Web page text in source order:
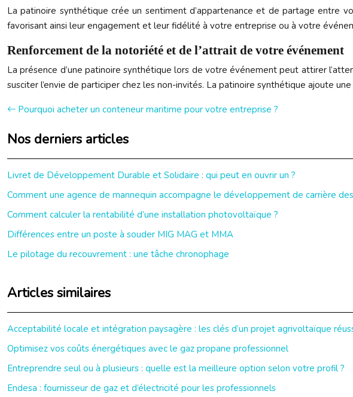
La patinoire synthétique crée un sentiment d’appartenance et de partage entre
favorisant ainsi leur engagement et leur fidélité à votre entreprise ou à votre
Renforcement de la notoriété et de l’attrait de votre événement
La présence d’une patinoire synthétique lors de votre événement peut attirer
susciter l’envie de participer chez les non-invités. La patinoire synthétique ajoute
Pourquoi acheter un conteneur maritime pour votre entreprise ?
Nos derniers articles
Livret de Développement Durable et Solidaire : qui peut en ouvrir un ?
Comment une agence de mannequin accompagne le développement de carrière
Comment calculer la rentabilité d’une installation photovoltaïque ?
Différences entre un poste à souder MIG MAG et MMA
Le pilotage du recouvrement : une tâche chronophage
Articles similaires
Acceptabilité locale et intégration paysagère : les clés d’un projet agrivoltaïque
Optimisez vos coûts énergétiques avec le gaz propane professionnel
Entreprendre seul ou à plusieurs : quelle est la meilleure option selon votre profil ?
Endesa : fournisseur de gaz et d’électricité pour les professionnels